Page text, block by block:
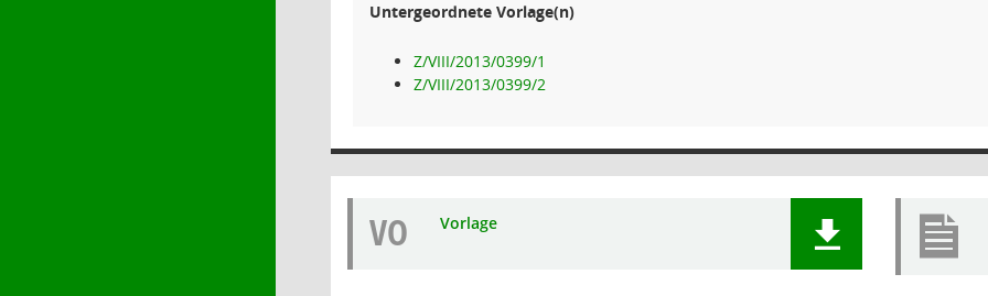
Untergeordnete Vorlage(n)
Z/VIII/2013/0399/1
Z/VIII/2013/0399/2
VO Vorlage